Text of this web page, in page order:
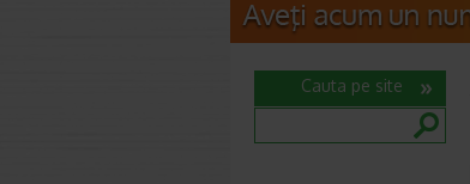
Cauta pe site